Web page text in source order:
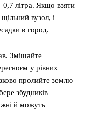
літра. Якщо взяти
вузол, і
в город.
Змішайте
у рівних
пролийте землю
збудників
й можуть